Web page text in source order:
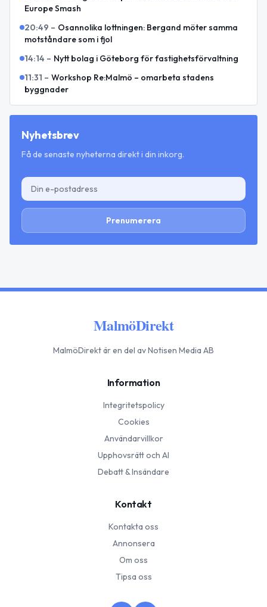
Europe Smash
20:49 – Osannolika lottningen: Bergand möter samma
motståndare som i fjol
14:14 – Nytt bolag i Göteborg för fastighetsförvaltning
11:31 – Workshop Re:Malmö – omarbeta stadens
byggnader
Nyhetsbrev
Få de senaste nyheterna direkt i din inkorg.
Prenumerera
MalmöDirekt
MalmöDirektär en del av Notisen Media AB
Information
Integritetspolicy
Cookies
Användarvillkor
Upphovsrätt och AI
Debatt & Insändare
Kontakt
Kontakta oss
Annonsera
Om oss
Tipsa oss